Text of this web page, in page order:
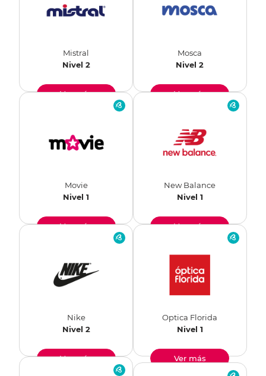
Mistral
Nivel 2
Ver más
Mosca
Nivel 2
Ver más
Movie
Nivel 1
Ver más
New Balance
Nivel 1
Ver más
Nike
Nivel 2
Ver más
Optica Florida
Nivel 1
Ver más